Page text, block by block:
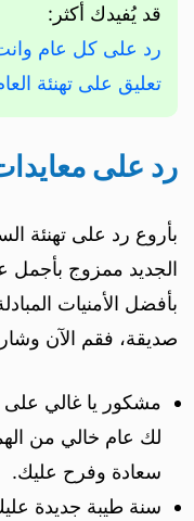
قد يُفيدك أكثر:
رد على كل عام
تعليق على تهنئة
رد على
بأروع رد على تهنئة
الجديد ممزوج بأجمل
بأفضل الأمنيات
صديقة، فقم الآن
مشكور يا غالي على
لك عام خالي من
سعادة وفرح عليك.
سنة طيبة جديدة